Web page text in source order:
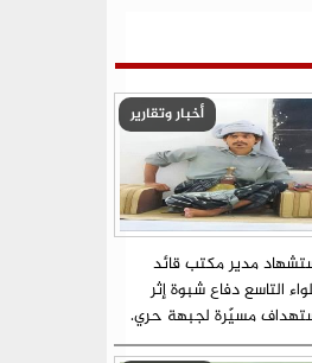
أخبار وتقارير
مدير مكتب قائد
التاسع دفاع شبوة إثر
مسيّرة لجبهة حري.